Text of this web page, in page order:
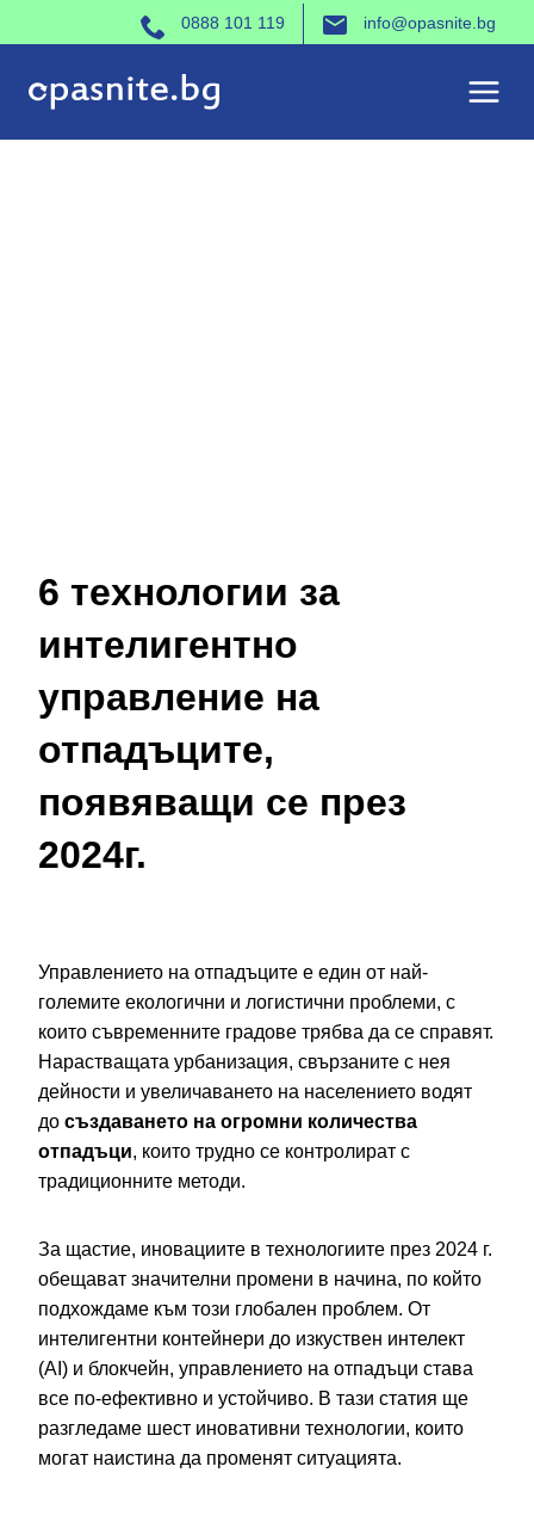
съдържанието
0888 101 119 info@opasnite.bg
6 технологии за
интелигентно
управление на
отпадъците,
появяващи се през
2024г.
Управлението на отпадъците е един от най-
големите екологични и логистични проблеми, с
които съвременните градове трябва да се справят.
Нарастващата урбанизация, свързаните с нея
дейности и увеличаването на населението водят
до създаването на огромни количества
отпадъци, които трудно се контролират с
традиционните методи.
За щастие, иновациите в технологиите през 2024 г.
обещават значителни промени в начина, по който
подхождаме към този глобален проблем. От
интелигентни контейнери до изкуствен интелект
(AI) и блокчейн, управлението на отпадъци става
все по-ефективно и устойчиво. В тази статия ще
разгледаме шест иновативни технологии, които
могат наистина да променят ситуацията.